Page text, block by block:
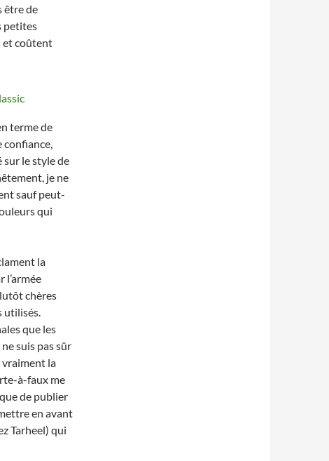
être de
petites
et coûtent
terme de
confiance,
sur le style de
je ne
sauf peut-
qui
la
l’armée
chères
utilisés.
que les
ne suis pas sûr
vraiment la
à-faux me
de publier
en avant
Tarheel) qui